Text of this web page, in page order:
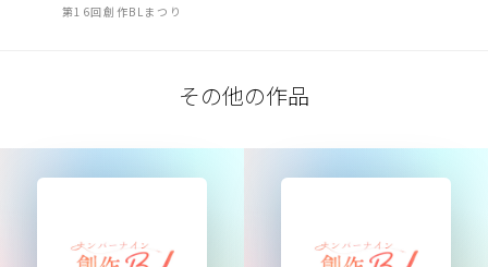
第16回創作BLまつり
その他の作品